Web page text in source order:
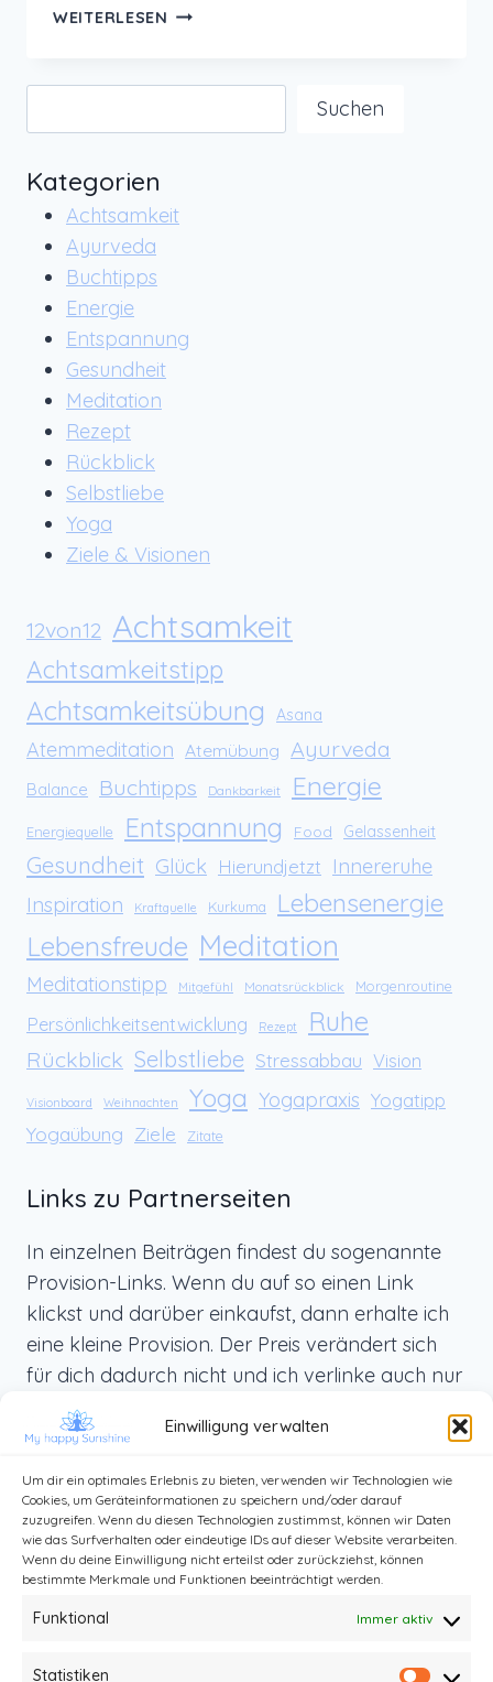
Einwilligung verwalten
Um dir ein optimales Erlebnis zu bieten, verwenden wir Technologien wie
Cookies, um Geräteinformationen zu speichern und/oder darauf
zuzugreifen. Wenn du diesen Technologien zustimmst, können wir Daten
wie das Surfverhalten oder eindeutige IDs auf dieser Website verarbeiten.
Wenn du deine Einwilligung nicht erteilst oder zurückziehst, können
bestimmte Merkmale und Funktionen beeinträchtigt werden.
Funktional Immer aktiv
Statistiken
WEITERLESEN 5
MEHR
IN
Suchen
Kategorien
Achtsamkeit
Ayurveda
Buchtipps
Energie
Entspannung
Gesundheit
Meditation
Rezept
Rückblick
Selbstliebe
Yoga
Ziele & Visionen
12von12 Achtsamkeit
Achtsamkeitstipp
Achtsamkeitsübung Asana
Atemmeditation Atemübung Ayurveda
Balance Buchtipps Dankbarkeit Energie
Energiequelle Entspannung Food Gelassenheit
Gesundheit Glück Hierundjetzt
Innereruhe
Inspiration
Kraftquelle Kurkuma Lebensenergie
Lebensfreude Meditation
Meditationstipp Mitgefühl Monatsrückblick Morgenroutine
Persönlichkeitsentwicklung Rezept Ruhe
Rückblick Selbstliebe Stressabbau Vision
Visionboard Weihnachten Yoga Yogapraxis Yogatipp
Yogaübung Ziele Zitate
Links zu Partnerseiten
In einzelnen Beiträgen findest du sogenannte
Provision-Links. Wenn du auf so einen Link
klickst und darüber einkaufst, dann erhalte ich
eine kleine Provision. Der Preis verändert sich
für dich dadurch nicht und ich verlinke auch nur
Produkte, die ich selbst benutze und die ich dir
von ganzem Herzen weiterempfehlen kann.